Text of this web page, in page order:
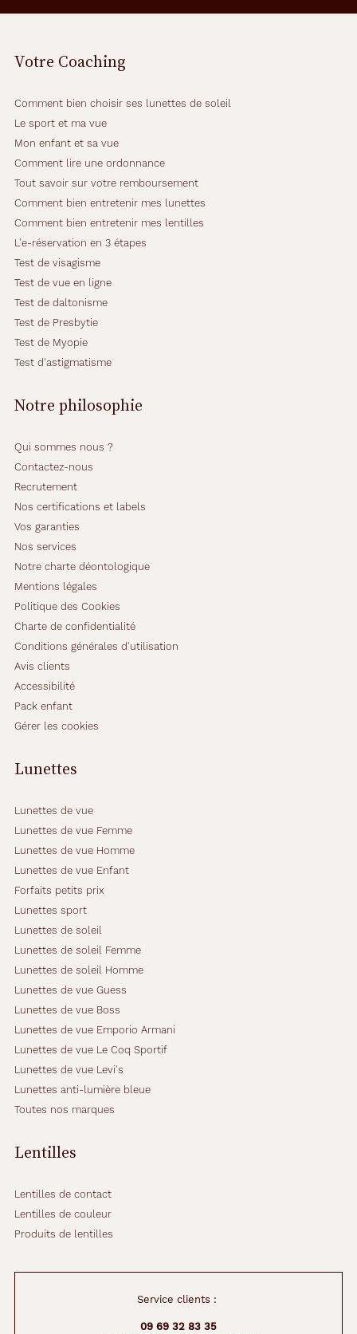
Votre Coaching
Comment bien choisir ses lunettes de soleil
Le sport et ma vue
Mon enfant et sa vue
Comment lire une ordonnance
Tout savoir sur votre remboursement
Comment bien entretenir mes lunettes
Comment bien entretenir mes lentilles
L'e-réservation en 3 étapes
Test de visagisme
Test de vue en ligne
Test de daltonisme
Test de Presbytie
Test de Myopie
Test d'astigmatisme
Notre philosophie
Qui sommes nous ?
Contactez-nous
Recrutement
Nos certifications et labels
Vos garanties
Nos services
Notre charte déontologique
Mentions légales
Politique des Cookies
Charte de confidentialité
Conditions générales d'utilisation
Avis clients
Accessibilité
Pack enfant
Gérer les cookies
Lunettes
Lunettes de vue
Lunettes de vue Femme
Lunettes de vue Homme
Lunettes de vue Enfant
Forfaits petits prix
Lunettes sport
Lunettes de soleil
Lunettes de soleil Femme
Lunettes de soleil Homme
Lunettes de vue Guess
Lunettes de vue Boss
Lunettes de vue Emporio Armani
Lunettes de vue Le Coq Sportif
Lunettes de vue Levi's
Lunettes anti-lumière bleue
Toutes nos marques
Lentilles
Lentilles de contact
Lentilles de couleur
Produits de lentilles
Service clients :
09 69 32 83 35